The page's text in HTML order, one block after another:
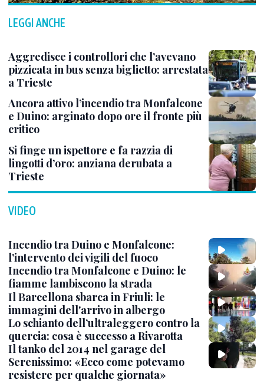
LEGGI ANCHE
Aggredisce i controllori che l’avevano
pizzicata in bus senza biglietto: arrestata
a Trieste
Ancora attivo l’incendio tra Monfalcone
e Duino: arginato dopo ore il fronte più
critico
Si finge un ispettore e fa razzia di
lingotti d’oro: anziana derubata a
Trieste
VIDEO
Incendio tra Duino e Monfalcone:
l’intervento dei vigili del fuoco
Incendio tra Monfalcone e Duino: le
fiamme lambiscono la strada
Il Barcellona sbarca in Friuli: le
immagini dell'arrivo in albergo
Lo schianto dell’ultraleggero contro la
quercia: cosa è successo a Rivarotta
Il tanko del 2014 nel garage del
Serenissimo: «Ecco come potevamo
resistere per qualche giornata»